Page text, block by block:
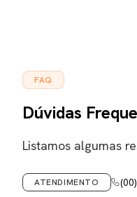
FAQ
Dúvidas
Listamos algumas
ATENDIMENTO